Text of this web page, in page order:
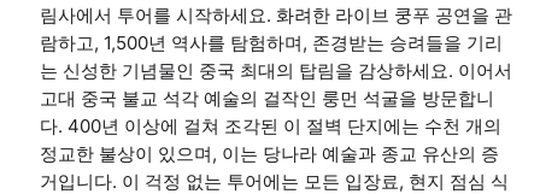
림사에서 투어를 시작하세요. 화려한 라이브 쿵푸 공연을 관
람하고, 1,500년 역사를 탐험하며, 존경받는 승려들을 기리
는 신성한 기념물인 중국 최대의 탑림을 감상하세요. 이어서
고대 중국 불교 석각 예술의 걸작인 룽먼 석굴을 방문합니
다. 400년 이상에 걸쳐 조각된 이 절벽 단지에는 수천 개의
정교한 불상이 있으며, 이는 당나라 예술과 종교 유산의 증
거입니다. 이 걱정 없는 투어에는 모든 입장료, 현지 점심 식